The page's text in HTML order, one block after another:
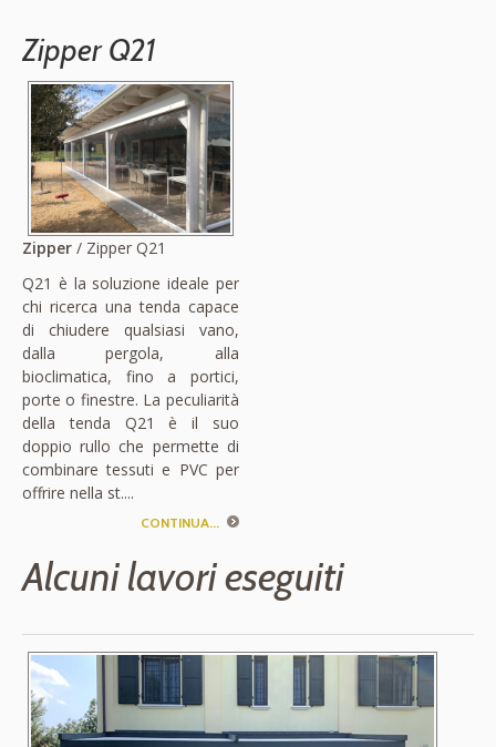
Zipper Q21
Zipper / Zipper Q21
Q21 è la soluzione ideale per
chi ricerca una tenda capace
di chiudere qualsiasi vano,
dalla pergola, alla
bioclimatica, fino a portici,
porte o finestre. La peculiarità
della tenda Q21 è il suo
doppio rullo che permette di
combinare tessuti e PVC per
offrire nella st....
CONTINUA...
Alcuni lavori eseguiti